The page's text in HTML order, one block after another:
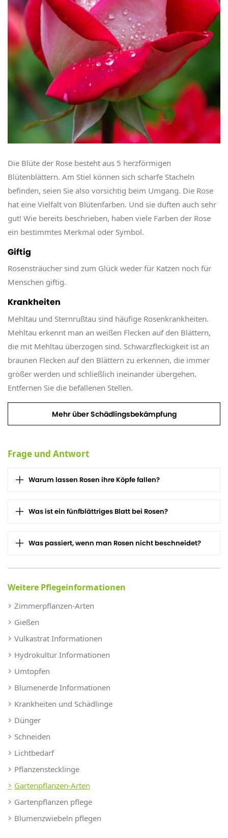
Die Blüte der Rose besteht aus 5 herzförmigen
Blütenblättern. Am Stiel können sich scharfe Stacheln
befinden, seien Sie also vorsichtig beim Umgang. Die Rose
hat eine Vielfalt von Blütenfarben. Und sie duften auch sehr
gut! Wie bereits beschrieben, haben viele Farben der Rose
ein bestimmtes Merkmal oder Symbol.
Giftig
Rosensträucher sind zum Glück weder für Katzen noch für
Menschen giftig.
Krankheiten
Mehltau und Sternrußtau sind häufige Rosenkrankheiten.
Mehltau erkennt man an weißen Flecken auf den Blättern,
die mit Mehltau überzogen sind. Schwarzfleckigkeit ist an
braunen Flecken auf den Blättern zu erkennen, die immer
größer werden und schließlich ineinander übergehen.
Entfernen Sie die befallenen Stellen.
Mehr über Schädlingsbekämpfung
Frage und Antwort
Warum lassen Rosen ihre Köpfe fallen?
Was ist ein fünfblättriges Blatt bei Rosen?
Was passiert, wenn man Rosen nicht beschneidet?
Weitere Pflegeinformationen
Zimmerpflanzen-Arten
Gießen
Vulkastrat Informationen
Hydrokultur Informationen
Umtopfen
Blumenerde Informationen
Krankheiten und Schädlinge
Dünger
Schneiden
Lichtbedarf
Pflanzenstecklinge
Gartenpflanzen-Arten
Gartenpflanzen pflege
Blumenzwiebeln pflegen